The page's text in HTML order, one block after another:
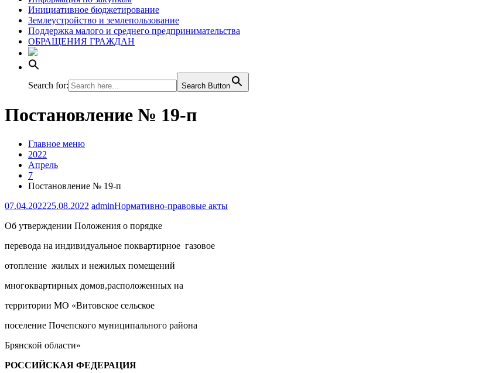
Инициативное бюджетирование
Землеустройство и землепользование
Поддержка малого и среднего предпринимательства
ОБРАЩЕНИЯ ГРАЖДАН
Search for: Search Button
Постановление № 19-п
Главное меню
2022
Апрель
7
Постановление № 19-п
07.04.202225.08.2022 adminНормативно-правовые акты
Об утверждении Положения о порядке
перевода на индивидуальное поквартирное газовое
отопление жилых и нежилых помещений
многоквартирных домов,расположенных на
территории МО «Витовское сельское
поселение Почепского муниципального района
Брянской области»
РОССИЙСКАЯ ФЕДЕРАЦИЯ